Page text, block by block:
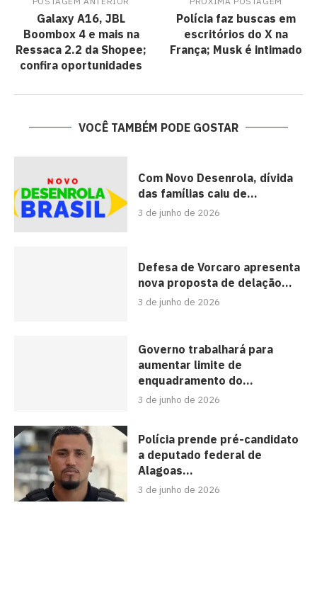
Galaxy A16, JBL
Boombox 4 e mais na
Ressaca 2.2 da Shopee;
confira oportunidades
Polícia faz buscas em
escritórios do X na
França; Musk é intimado
VOCÊ TAMBÉM PODE GOSTAR
Com Novo Desenrola, dívida
das famílias caiu de...
3 de junho de 2026
Defesa de Vorcaro apresenta
nova proposta de delação...
3 de junho de 2026
Governo trabalhará para
aumentar limite de
enquadramento do...
3 de junho de 2026
Polícia prende pré-candidato
a deputado federal de
Alagoas...
3 de junho de 2026